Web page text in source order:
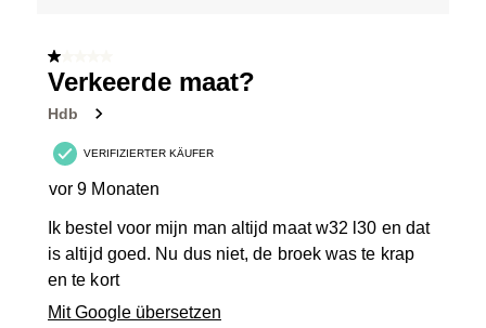
1 von 5 Sternen.
Verkeerde maat?
Hdb
VERIFIZIERTER KÄUFER
vor 9 Monaten
Ik bestel voor mijn man altijd maat w32 l30 en dat
is altijd goed. Nu dus niet, de broek was te krap
en te kort
Mit Google übersetzen